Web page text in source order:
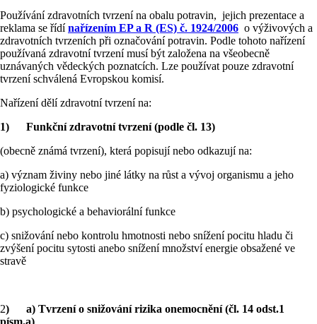
Používání zdravotních tvrzení na obalu potravin, jejich prezentace a
reklama se řídínařízením EP a R (ES) č. 1924/2006 o výživových a
zdravotních tvrzeních při označování potravin. Podle tohoto nařízení
používaná zdravotní tvrzení musí být založena na všeobecně
uznávaných vědeckých poznatcích. Lze používat pouze zdravotní
tvrzení schválená Evropskou komisí.
Nařízení dělí zdravotní tvrzení na:
1)
Funkční zdravotní tvrzení (podle čl. 13)
(obecně známá tvrzení), která popisují nebo odkazují na:
a) význam živiny nebo jiné látky na růst a vývoj organismu a jeho
fyziologické funkce
b) psychologické a behaviorální funkce
c) snižování nebo kontrolu hmotnosti nebo snížení pocitu hladu či
zvýšení pocitu sytosti anebo snížení množství energie obsažené ve
stravě
2) a) Tvrzení o snižování rizika onemocnění (čl. 14 odst.1
písm.a)